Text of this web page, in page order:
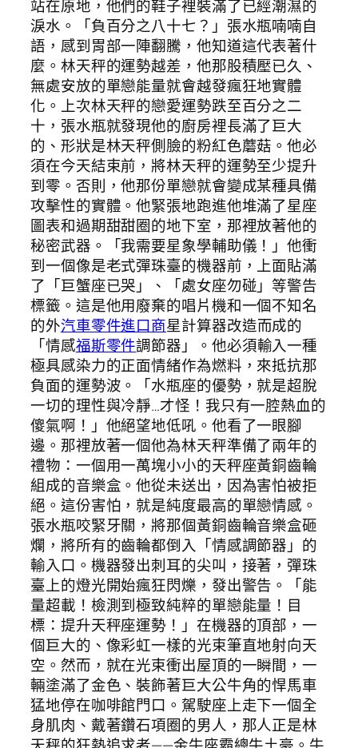
站在原地，他們的鞋子裡裝滿了已經潮濕的
淚水。「負百分之八十七？」張水瓶喃喃自
語，感到胃部一陣翻騰，他知道這代表著什
麼。林天秤的運勢越差，他那股積壓已久、
無處安放的單戀能量就會越發瘋狂地實體
化。上次林天秤的戀愛運勢跌至百分之二
十，張水瓶就發現他的廚房裡長滿了巨大
的、形狀是林天秤側臉的粉紅色蘑菇。他必
須在今天結束前，將林天秤的運勢至少提升
到零。否則，他那份單戀就會變成某種具備
攻擊性的實體。他緊張地跑進他堆滿了星座
圖表和過期甜甜圈的地下室，那裡放著他的
秘密武器。「我需要星象學輔助儀！」他衝
到一個像是老式彈珠臺的機器前，上面貼滿
了「巨蟹座已哭」、「處女座勿碰」等警告
標籤。這是他用廢棄的唱片機和一個不知名
的外汽車零件進口商星計算器改造而成的
「情感福斯零件調節器」。他必須輸入一種
極具感染力的正面情緒作為燃料，來抵抗那
負面的運勢波。「水瓶座的優勢，就是超脫
一切的理性與冷靜…才怪！我只有一腔熱血的
傻氣啊！」他絕望地低吼。他看了一眼腳
邊。那裡放著一個他為林天秤準備了兩年的
禮物：一個用一萬塊小小的天秤座黃銅齒輪
組成的音樂盒。他從未送出，因為害怕被拒
絕。這份害怕，就是純度最高的單戀情感。
張水瓶咬緊牙關，將那個黃銅齒輪音樂盒砸
爛，將所有的齒輪都倒入「情感調節器」的
輸入口。機器發出刺耳的尖叫，接著，彈珠
臺上的燈光開始瘋狂閃爍，發出警告。「能
量超載！檢測到極致純粹的單戀能量！目
標：提升天秤座運勢！」在機器的頂部，一
個巨大的、像彩虹一樣的光束筆直地射向天
空。然而，就在光束衝出屋頂的一瞬間，一
輛塗滿了金色、裝飾著巨大公牛角的悍馬車
猛地停在咖啡館門口。駕駛座上走下一個全
身肌肉、戴著鑽石項圈的男人，那人正是林